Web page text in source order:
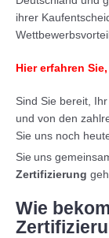
ihrer
Hier erfahren
Sind Sie bereit,
und von den
Sie uns noch
Sie uns
Zertifizierung
Wie